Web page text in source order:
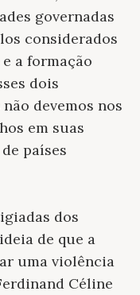
governadas
considerados
a formação
dois
devemos nos
em suas
países
dos
de que a
uma violência
Céline